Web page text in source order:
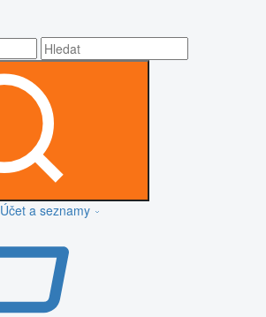
Účet a seznamy